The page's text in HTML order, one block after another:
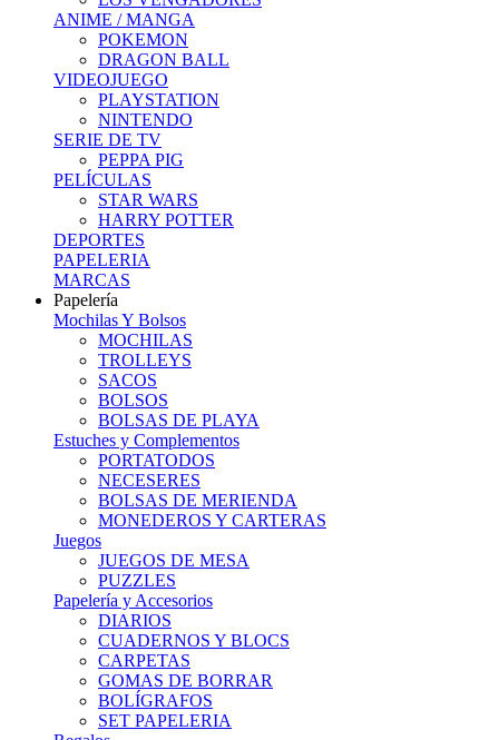
ANIME / MANGA
POKEMON
DRAGON BALL
VIDEOJUEGO
PLAYSTATION
NINTENDO
SERIE DE TV
PEPPA PIG
PELÍCULAS
STAR WARS
HARRY POTTER
DEPORTES
PAPELERIA
MARCAS
Papelería
Mochilas Y Bolsos
MOCHILAS
TROLLEYS
SACOS
BOLSOS
BOLSAS DE PLAYA
Estuches y Complementos
PORTATODOS
NECESERES
BOLSAS DE MERIENDA
MONEDEROS Y CARTERAS
Juegos
JUEGOS DE MESA
PUZZLES
Papelería y Accesorios
DIARIOS
CUADERNOS Y BLOCS
CARPETAS
GOMAS DE BORRAR
BOLÍGRAFOS
SET PAPELERIA